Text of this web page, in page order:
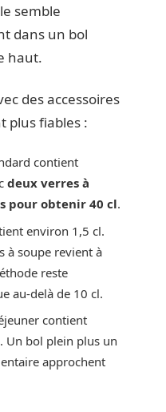
semble
dans un bol
haut.
des accessoires
plus fiables :
contient
deux verres à
pour obtenir 40 cl.
environ 1,5 cl.
à soupe revient à
reste
au-delà de 10 cl.
contient
Un bol plein plus un
approchent